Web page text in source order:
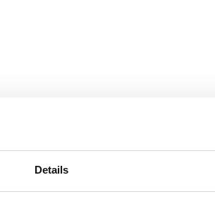
Details
Elastic Red"